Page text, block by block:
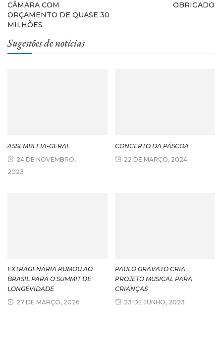
CÂMARA COM
ORÇAMENTO DE QUASE 30
MILHÕES
OBRIGADO
Sugestões de notícias
ASSEMBLEIA-GERAL
24 DE NOVEMBRO,
2023
CONCERTO DA PÁSCOA
22 DE MARÇO, 2024
EXTRAGENÁRIA RUMOU AO
BRASIL PARA O SUMMIT DE
LONGEVIDADE
27 DE MARÇO, 2026
PAULO GRAVATO CRIA
PROJETO MUSICAL PARA
CRIANÇAS
23 DE JUNHO, 2023